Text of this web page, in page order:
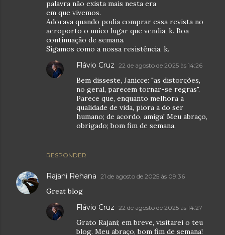
palavra não exista mais nesta era
em que vivemos.
Adorava quando podia comprar essa revista no
aeroporto o unico lugar que vendia, k. Boa
continuação de semana.
Sigamos como a nossa resistência, k.
RESPONDER
Flávio Cruz 22 de agosto de 2025 às 14:26
Bem disseste, Janicce: "as distorções,
no geral, parecem tornar-se regras".
Parece que, enquanto melhora a
qualidade de vida, piora a do ser
humano; de acordo, amiga! Meu abraço,
obrigado; bom fim de semana.
Rajani Rehana 21 de agosto de 2025 às 09:36
Great blog
Flávio Cruz 22 de agosto de 2025 às 14:27
Grato Rajani; em breve, visitarei o teu
blog. Meu abraço, bom fim de semana!